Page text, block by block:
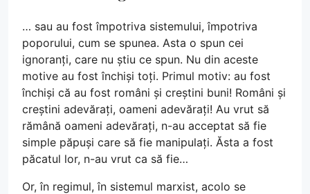
… sau au fost împotriva sistemului, împotriva
poporului, cum se spunea. Asta o spun cei
ignoranți, care nu știu ce spun. Nu din aceste
motive au fost închiși toți. Primul motiv: au fost
închiși că au fost români și creștini buni! Români și
creștini adevărați, oameni adevărați! Au vrut să
rămână oameni adevărați, n-au acceptat să fie
simple păpuși care să fie manipulați. Ăsta a fost
păcatul lor, n-au vrut ca să fie…
Or, în regimul, în sistemul marxist, acolo se